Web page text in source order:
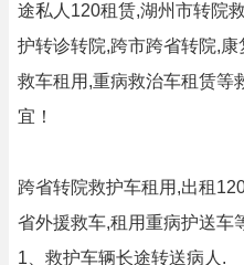
途私人120租赁,湖州市转院
护转诊转院,跨市跨省转院,
救车租用,重病救治车租赁等
宜！
跨省转院救护车租用,出租
省外援救车,租用重病护送车
1、救护车辆长途转送病人.